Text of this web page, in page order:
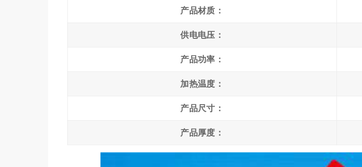
产品材质：
供电电压：
产品功率：
加热温度：
产品尺寸：
产品厚度：